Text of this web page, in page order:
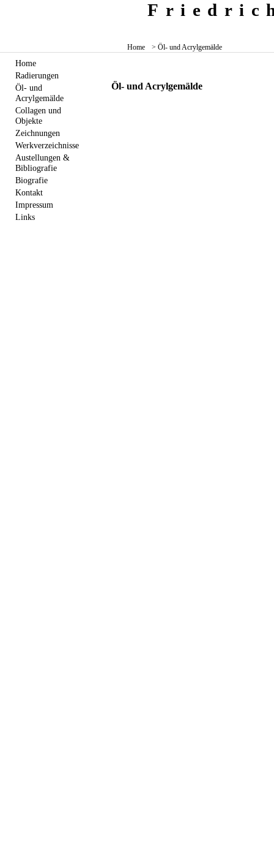
Home > Öl- und Acrylgemälde
Öl- und Acrylgemälde
Home
Radierungen
Öl- und
Acrylgemälde
Collagen und
Objekte
Zeichnungen
Werkverzeichnisse
Austellungen &
Bibliografie
Biografie
Kontakt
Impressum
Links